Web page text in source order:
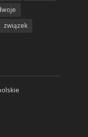
związek